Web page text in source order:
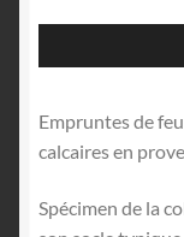
Empruntes de
calcaires en
Spécimen de la